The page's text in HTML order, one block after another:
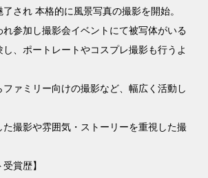
され 本格的に風景写真の撮影を開始。
れ参加し撮影会イベントにて被写体がいる
、ポートレートやコスプレ撮影も行うよ
ァミリー向けの撮影など、幅広く活動し
撮影や雰囲気・ストーリーを重視した撮
賞歴】